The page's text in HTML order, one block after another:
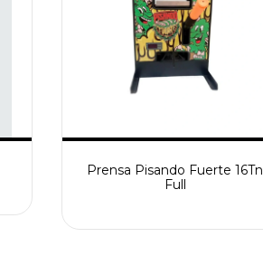
Prensa Pisando Fuerte 16Tn
Full